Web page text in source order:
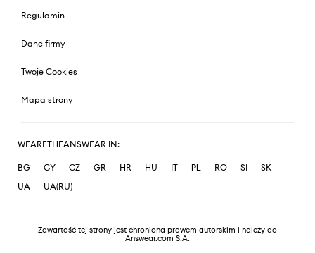
Regulamin
Dane firmy
Twoje Cookies
Mapa strony
WEARETHEANSWEAR IN:
BG CY CZ GR HR HU IT PL RO SI
SK
UA
UA(RU)
Zawartość tej strony jest chroniona prawem autorskim i należy do
Answear.com S.A.